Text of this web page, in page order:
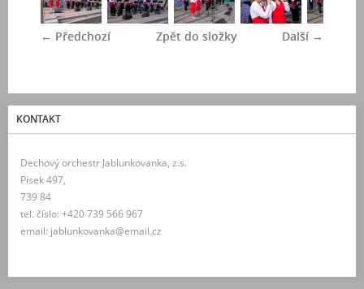
← Předchozí Další →
Zpět do složky
KONTAKT
Dechový orchestr Jablunkovanka, z.s.
Písek 497,
739 84
tel. číslo: +420 739 566 967
email: jablunkovanka@email.cz